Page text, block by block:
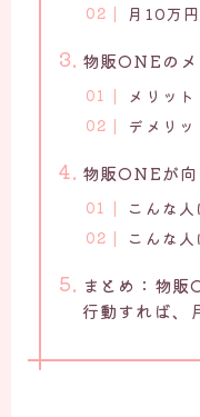
月10万
物販ONEの
メリッ
デメリ
物販ONEが
こんな
こんな
まとめ：物販
行動すれば、